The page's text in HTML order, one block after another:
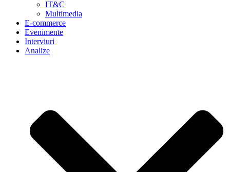
IT&C
Multimedia
E-commerce
Evenimente
Interviuri
Analize